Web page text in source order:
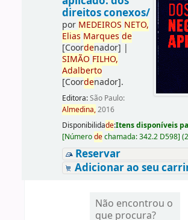
direitos conexos/
por MEDEIROS NETO,
Elias Marques de
[Coordenador] |
SIMÃO FILHO,
Adalberto
[Coordenador].
Editora:São Paulo:
Almedina,2016
Disponibilidade:Itens disponíveis
[Númerodechamada:342.2 D598]
Reservar
Adicionar ao seu
Não encontrou o
que procura?